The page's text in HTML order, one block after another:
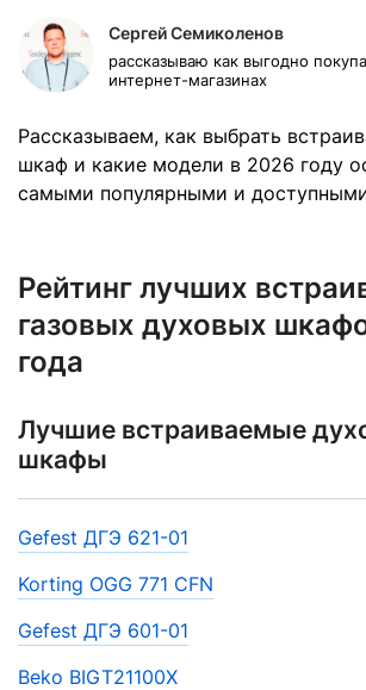
Сергей Семиколенов
рассказываю как выгодно
интернет-магазинах
Рассказываем, как выбрать
шкаф и какие модели в 2026 году
самыми популярными и
Рейтинг лучших
газовых духовых
года
Лучшие встраиваемые
шкафы
Gefest ДГЭ 621-01
Korting OGG 771 CFN
Gefest ДГЭ 601-01
Beko BIGT21100X